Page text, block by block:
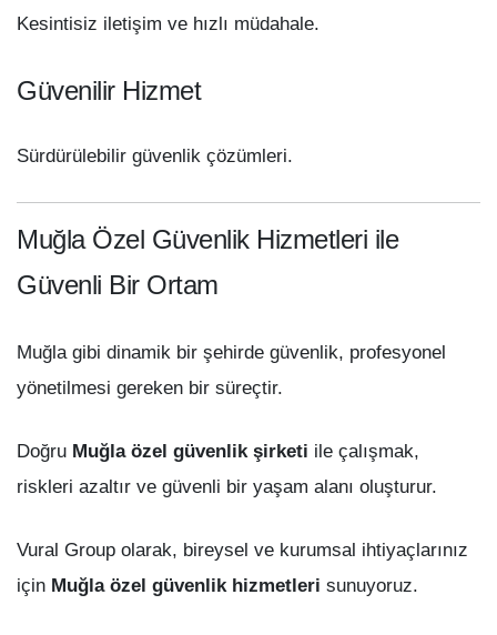
Kesintisiz iletişim ve hızlı müdahale.
Güvenilir Hizmet
Sürdürülebilir güvenlik çözümleri.
Muğla Özel Güvenlik Hizmetleri ile
Güvenli Bir Ortam
Muğla gibi dinamik bir şehirde güvenlik, profesyonel
yönetilmesi gereken bir süreçtir.
Doğru Muğla özel güvenlik şirketi ile çalışmak,
riskleri azaltır ve güvenli bir yaşam alanı oluşturur.
Vural Group olarak, bireysel ve kurumsal ihtiyaçlarınız
için Muğla özel güvenlik hizmetleri sunuyoruz.